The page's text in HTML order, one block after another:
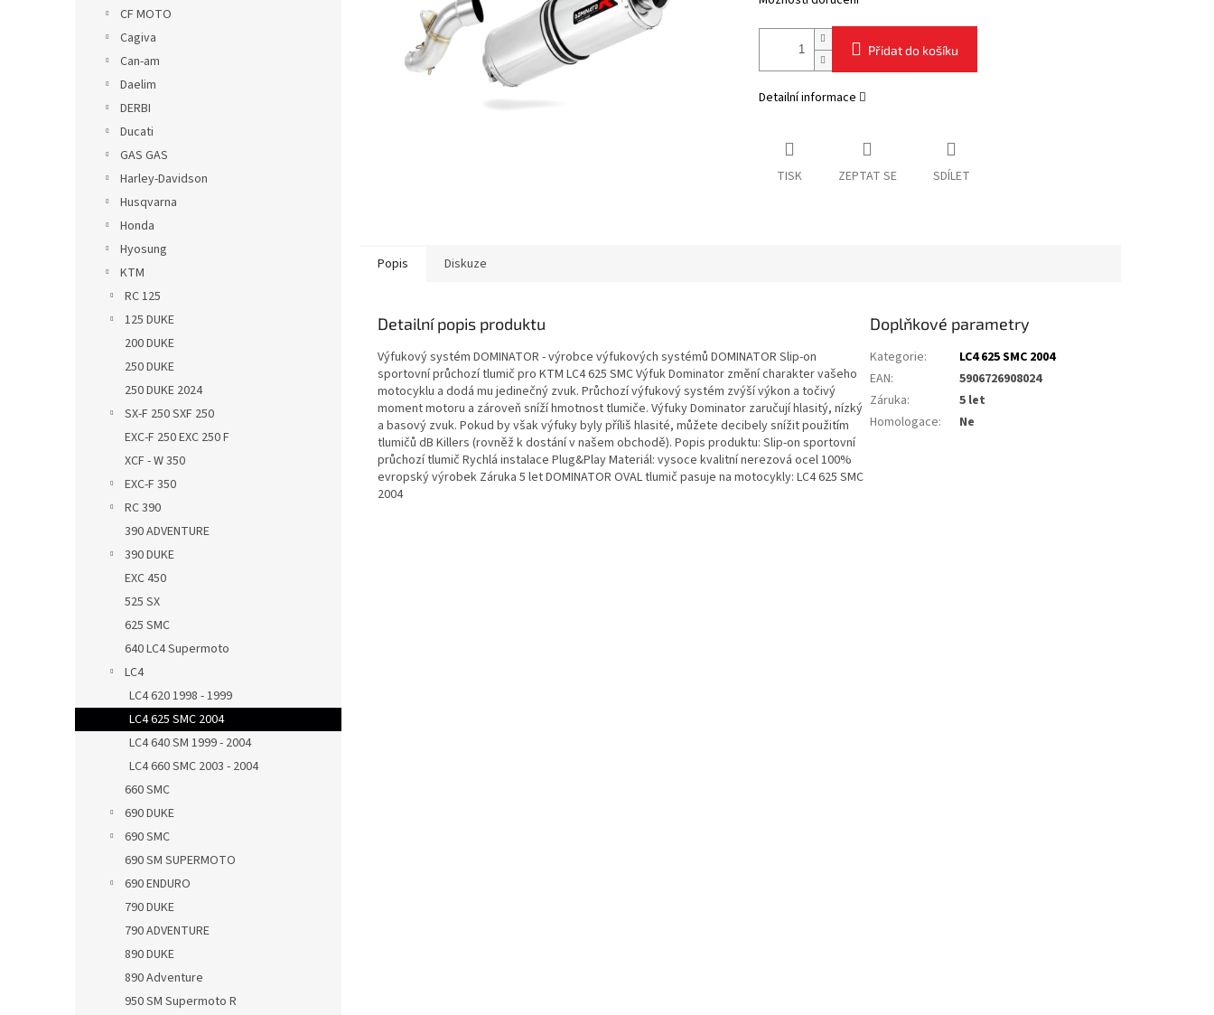
CF MOTO
Cagiva
Can-am
Daelim
DERBI
Ducati
GAS GAS
Harley-Davidson
Husqvarna
Honda
Hyosung
KTM
RC 125
125 DUKE
200 DUKE
250 DUKE
250 DUKE 2024
SX-F 250 SXF 250
EXC-F 250 EXC 250 F
XCF - W 350
EXC-F 350
RC 390
390 ADVENTURE
390 DUKE
EXC 450
525 SX
625 SMC
640 LC4 Supermoto
LC4
LC4 620 1998 - 1999
LC4 625 SMC 2004
LC4 640 SM 1999 - 2004
LC4 660 SMC 2003 - 2004
660 SMC
690 DUKE
690 SMC
690 SM SUPERMOTO
690 ENDURO
790 DUKE
790 ADVENTURE
890 DUKE
890 Adventure
950 SM Supermoto R
Přidat do košíku
Detailní informace
TISK ZEPTAT SE SDÍLET
Popis Diskuze
Detailní popis produktu
Výfukový systém DOMINATOR - výrobce výfukových systémů DOMINATOR Slip-on
sportovní průchozí tlumič pro KTM LC4 625 SMC Výfuk Dominator změní charakter vašeho
motocyklu a dodá mu jedinečný zvuk. Průchozí výfukový systém zvýší výkon a točivý
moment motoru a zároveň sníží hmotnost tlumiče. Výfuky Dominator zaručují hlasitý, nízký
a basový zvuk. Pokud by však výfuky byly příliš hlasité, můžete decibely snížit použitím
tlumičů dB Killers (rovněž k dostání v našem obchodě). Popis produktu: Slip-on sportovní
průchozí tlumič Rychlá instalace Plug&Play Materiál: vysoce kvalitní nerezová ocel 100%
evropský výrobek Záruka 5 let DOMINATOR OVAL tlumič pasuje na motocykly: LC4 625 SMC
2004
Doplňkové parametry
Kategorie:
LC4 625 SMC 2004
EAN:
5906726908024
Záruka:
5 let
Homologace: Ne